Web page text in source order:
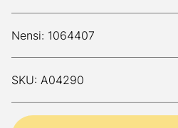
Nensi: 1064407
SKU: A04290